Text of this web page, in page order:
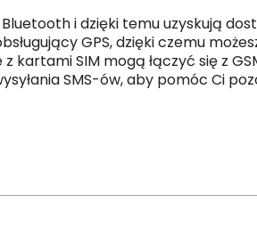
i dzięki temu uzyskują
GPS, dzięki czemu
SIM mogą łączyć się z
SMS-ów, aby pomóc Ci